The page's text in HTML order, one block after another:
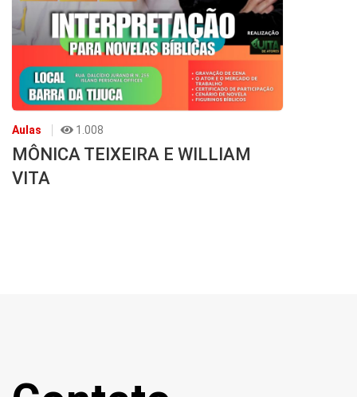
Aulas 1.008
MÔNICA TEIXEIRA E WILLIAM
VITA